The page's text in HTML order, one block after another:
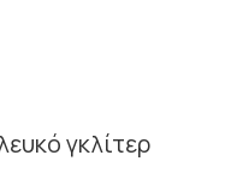
γκλίτερ